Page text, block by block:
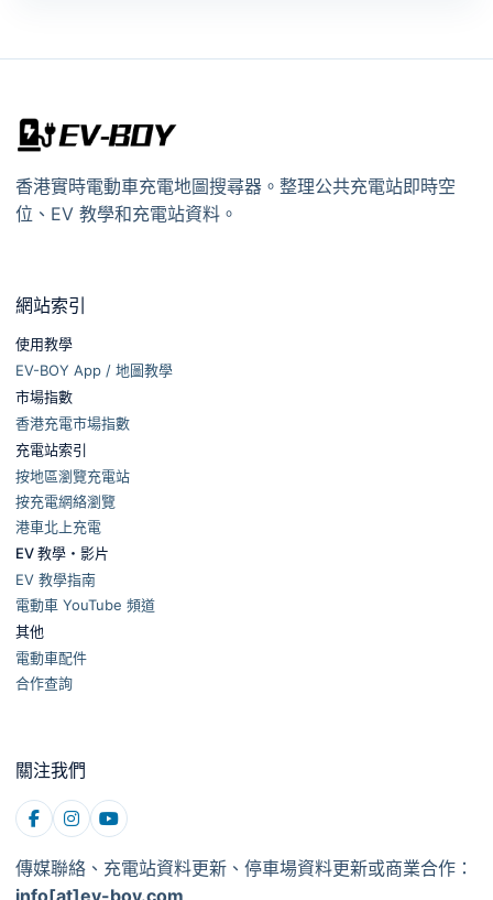
香港實時電動車充電地圖搜尋器。整理公共充電站即時空
位、EV 教學和充電站資料。
網站索引
使用教學
EV-BOY App / 地圖教學
市場指數
香港充電市場指數
充電站索引
按地區瀏覽充電站
按充電網絡瀏覽
港車北上充電
EV 教學・影片
EV 教學指南
電動車 YouTube 頻道
其他
電動車配件
合作查詢
關注我們
傳媒聯絡、充電站資料更新、停車場資料更新或商業合作：